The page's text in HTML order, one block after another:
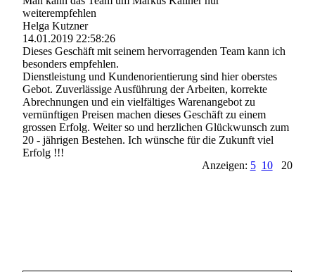
weiterempfehlen
Helga Kutzner
14.01.2019 22:58:26
Dieses Geschäft mit seinem hervorragenden Team kann ich
besonders empfehlen.
Dienstleistung und Kundenorientierung sind hier oberstes
Gebot. Zuverlässige Ausführung der Arbeiten, korrekte
Abrechnungen und ein vielfältiges Warenangebot zu
vernünftigen Preisen machen dieses Geschäft zu einem
grossen Erfolg. Weiter so und herzlichen Glückwunsch zum
20 - jährigen Bestehen. Ich wünsche für die Zukunft viel
Erfolg !!!
Anzeigen: 5 1020